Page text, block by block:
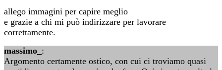
allego immagini per capire meglio
e grazie a chi mi può indirizzare per lavorare
correttamente.
massimo_ :
Argomento certamente ostico, con cui ci troviamo quasi